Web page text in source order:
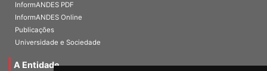
InformANDES PDF
InformANDES Online
Publicações
Universidade e Sociedade
A Entidade